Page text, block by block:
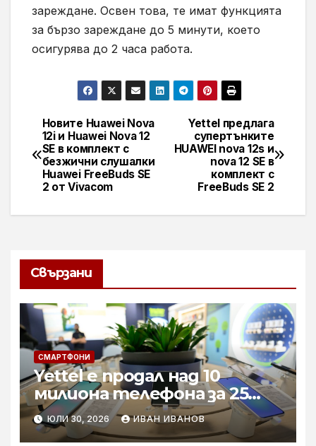
зареждане. Освен това, те имат функцията
за бързо зареждане до 5 минути, което
осигурява до 2 часа работа.
Навигация
Yettel предлага
супертънките
HUAWEI nova 12s и
nova 12 SE в
комплект с
FreeBuds SE 2
Новите Huawei Nova
12i и Huawei Nova 12
SE в комплект с
безжични слушалки
Huawei FreeBuds SE
2 от Vivacom
Свързани
СМАРТФОНИ
Yettel е продал над 10
милиона телефона за 25
години
ЮЛИ 30, 2026 ИВАН ИВАНОВ